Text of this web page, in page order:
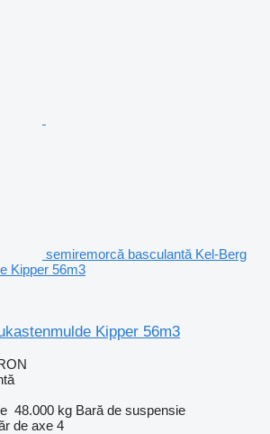
semiremorcă basculantă Kel-Berg
Kipper 56m3
Kipper 56m3
48.000 kg Bară de suspensie
de axe 4